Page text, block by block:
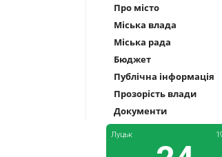
Про місто
Міська влада
Міська рада
Бюджет
Публічна інформація
Прозорість влади
Документи